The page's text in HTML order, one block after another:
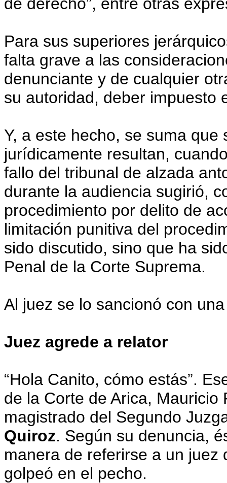
Para sus superiores
falta grave a las
denunciante y de cualquier
su autoridad, deber impuesto
Y, a este hecho, se suma
jurídicamente resultan,
fallo del tribunal de alzada
durante la audiencia sugirió,
procedimiento por delito de
limitación punitiva del
sido discutido, sino que ha
Penal de la Corte Suprema.
Al juez se lo sancionó con
Juez agrede a relator
“Hola Canito, cómo estás”.
de la Corte de Arica,
magistrado del Segundo
Quiroz. Según su denuncia,
manera de referirse a un juez
golpeó en el pecho.